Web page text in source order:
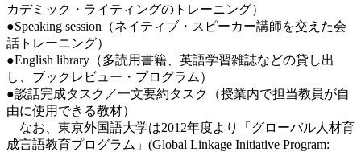
カデミック・ライティングのトレーニング）
●Speaking session（ネイティブ・スピーカー講師を交えた会
話トレーニング）
●English library（多読用書籍、英語学習雑誌などの貸し出
し、ブックレビュー・プログラム）
●談話完成タスク／一文要約タスク（授業内で担当教員が自
由に使用できる教材）
なお、東京外国語大学は2012年度より「グローバル人材育
成言語教育プログラム」(Global Linkage Initiative Program: